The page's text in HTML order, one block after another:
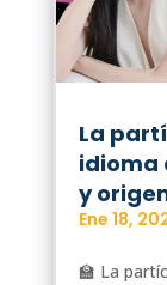
La
idioma
y
Ene 18,
🏫 La